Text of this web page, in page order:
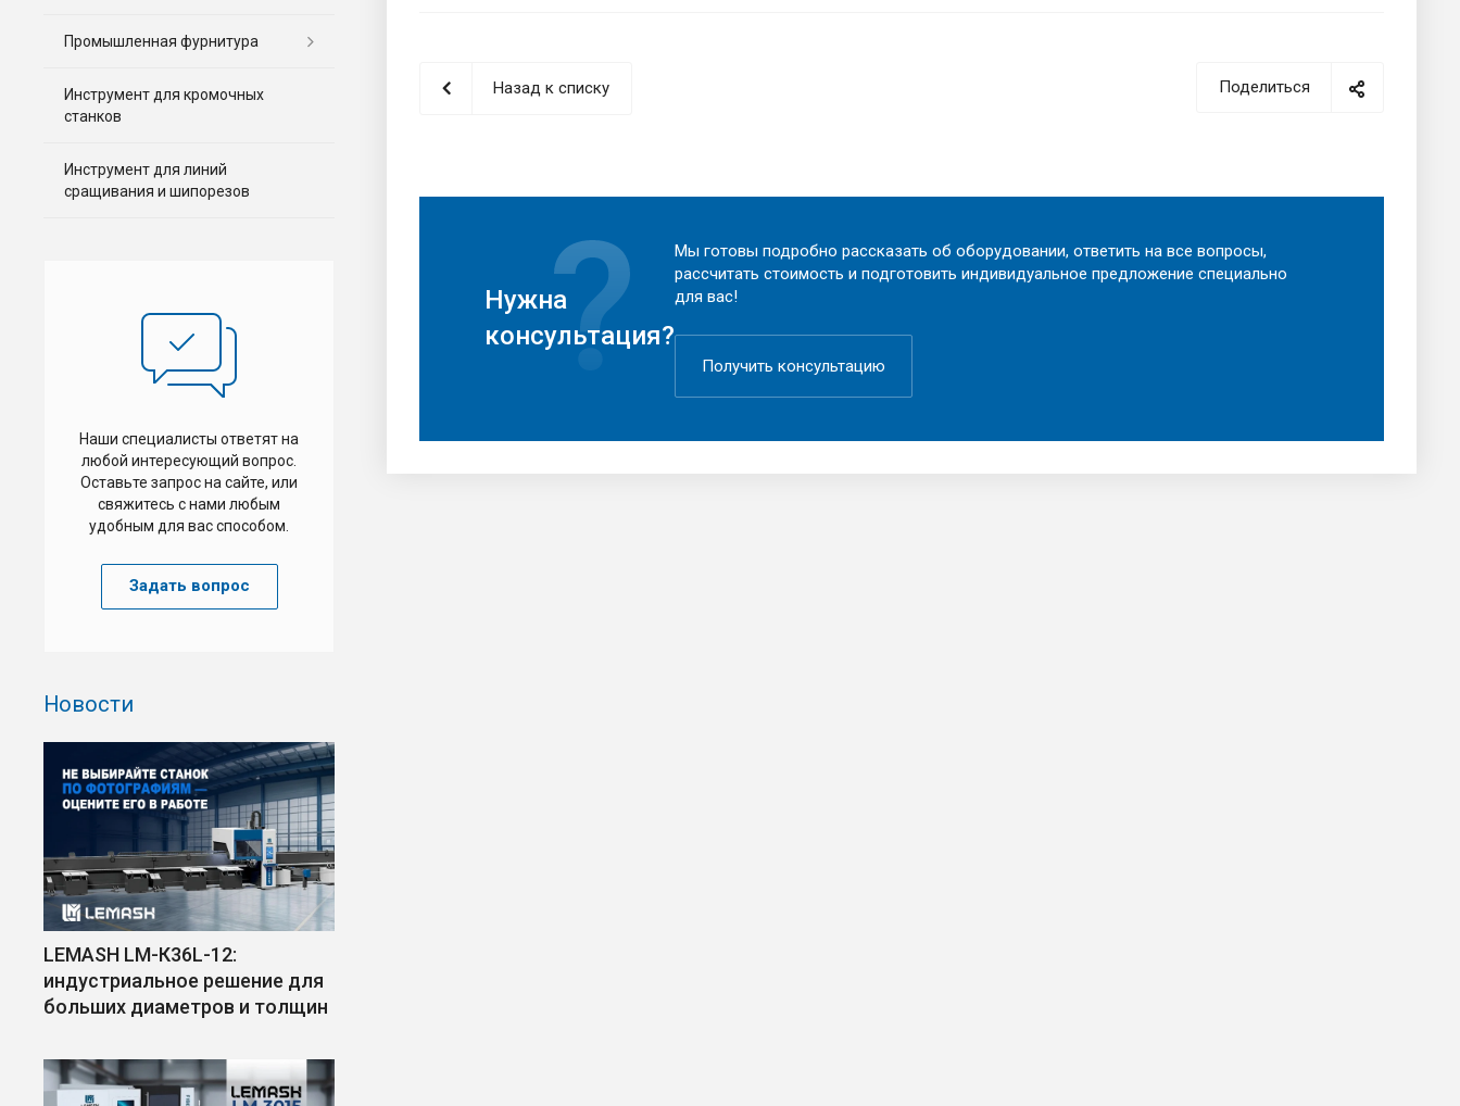
Поделиться
Назад к списку
Нужна
консультация?
Мы готовы подробно рассказать об оборудовании, ответить на все вопросы,
рассчитать стоимость и подготовить индивидуальное предложение специально
для вас!
Получить консультацию
Промышленная фурнитура
Инструмент для кромочных
станков
Инструмент для линий
сращивания и шипорезов
Наши специалисты ответят на
любой интересующий вопрос.
Оставьте запрос на сайте, или
свяжитесь с нами любым
удобным для вас способом.
Задать вопрос
Новости
LEMASH LM-К36L-12:
индустриальное решение для
больших диаметров и толщин